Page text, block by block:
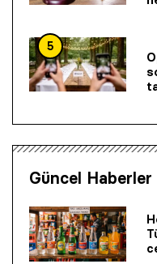
5
Güncel Haberler